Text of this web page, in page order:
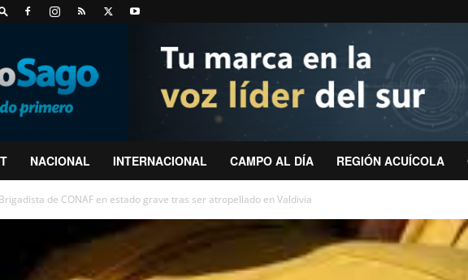
NACIONAL INTERNACIONAL CAMPO AL DÍA REGIÓN ACUÍCOLA
Brigadista de CONAF en estado grave tras ser atropellado en Valdivia